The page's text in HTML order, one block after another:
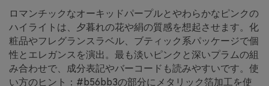
ロマンチックなオーキッドパープルとやわらかなピンクの
ハイライトは、夕暮れの花や絹の質感を想起させます。化
粧品やフレグランスラベル、ブティック系パッケージで個
性とエレガンスを演出。最も淡いピンクと深いプラムの組
み合わせで、成分表記やバーコードも読みやすいです。使
い方のヒント：#b56bb3の部分にメタリック箔加工を使